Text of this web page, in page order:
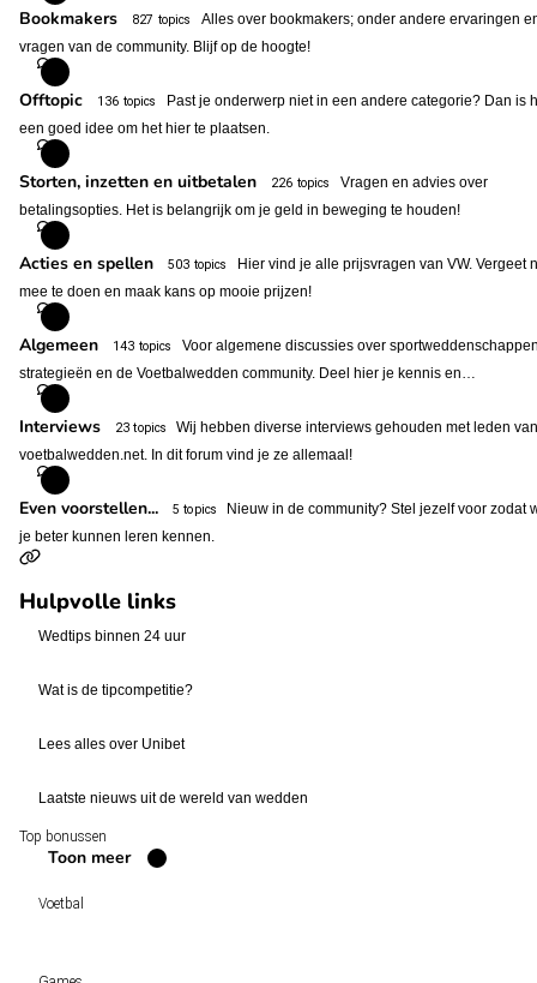
Bookmakers 827 topics
Alles over bookmakers; onder andere ervaringen
vragen van de community. Blijf op de hoogte!
Offtopic 136 topics
Past je onderwerp niet in een andere categorie? Dan is
een goed idee om het hier te plaatsen.
Storten, inzetten en uitbetalen 226 topics
Vragen en advies over
betalingsopties. Het is belangrijk om je geld in beweging te houden!
Acties en spellen 503 topics
Hier vind je alle prijsvragen van VW. Vergeet
mee te doen en maak kans op mooie prijzen!
Algemeen 143 topics
Voor algemene discussies over
strategieën en de Voetbalwedden community. Deel hier je kennis en…
Interviews 23 topics
Wij hebben diverse interviews gehouden met leden
voetbalwedden.net. In dit forum vind je ze allemaal!
Even voorstellen... 5 topics
Nieuw in de community? Stel jezelf voor zodat
je beter kunnen leren kennen.
Hulpvolle links
Wedtips binnen 24 uur
Wat is de tipcompetitie?
Lees alles over Unibet
Laatste nieuws uit de wereld van wedden
Top bonussen
Toon meer
Voetbal